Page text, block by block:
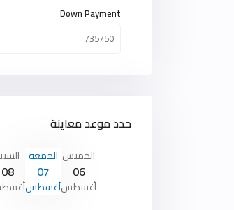
Down Payment
حدد موعد معاينة
الخميس
06
أغسطس
الجمعة
07
أغسطس
08